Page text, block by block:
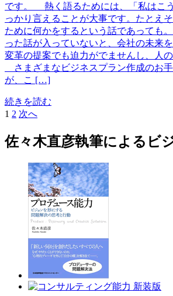
です。 熱く語るためには、「私はこ
っかり言えることが大事です。たとえ
ために何かをするという話であっても
った話が入っていないと、会社の未来
変革の提案でも迫力がでませんし、人
さまざまなビジネスプラン作成のお
が、こ […]
続きを読む
1 2 次へ
佐々木直彦執筆による ビ